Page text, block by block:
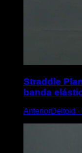
Straddle
banda
AnteriorDeltoid ∙